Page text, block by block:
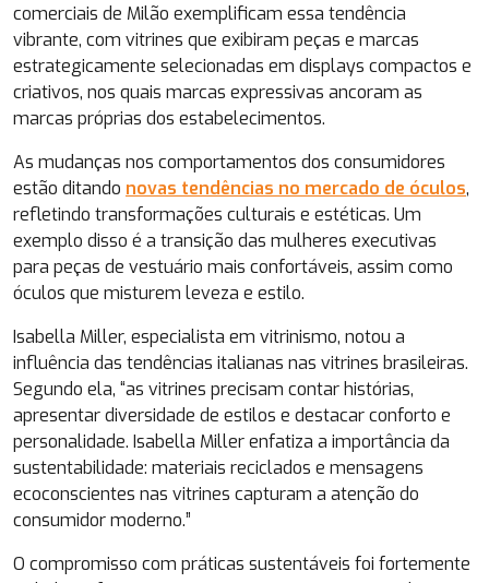
comerciais de Milão exemplificam essa tendência
vibrante, com vitrines que exibiram peças e marcas
estrategicamente selecionadas em displays compactos e
criativos, nos quais marcas expressivas ancoram as
marcas próprias dos estabelecimentos.
As mudanças nos comportamentos dos consumidores
estão ditando novas tendências no mercado de óculos,
refletindo transformações culturais e estéticas. Um
exemplo disso é a transição das mulheres executivas
para peças de vestuário mais confortáveis, assim como
óculos que misturem leveza e estilo.
Isabella Miller, especialista em vitrinismo, notou a
influência das tendências italianas nas vitrines brasileiras.
Segundo ela, “as vitrines precisam contar histórias,
apresentar diversidade de estilos e destacar conforto e
personalidade. Isabella Miller enfatiza a importância da
sustentabilidade: materiais reciclados e mensagens
ecoconscientes nas vitrines capturam a atenção do
consumidor moderno.”
O compromisso com práticas sustentáveis foi fortemente